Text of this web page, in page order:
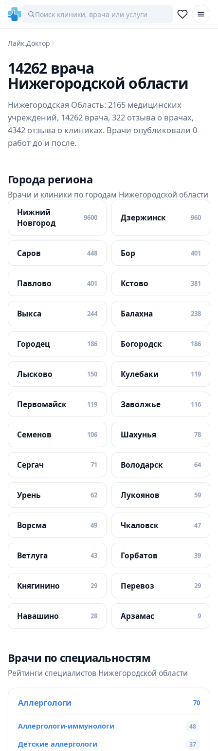
Лайк.Доктор
14262 врача
Нижегородской области
Нижегородская Область: 2165 медицинских
учреждений, 14262 врача, 322 отзыва о врачах,
4342 отзыва о клиниках. Врачи опубликовали 0
работ до и после.
Города региона
Врачи и клиники по городам Нижегородской области
Нижний
Новгород
9600 Дзержинск 960
Саров 448 Бор 401
Павлово 401 Кстово 381
Выкса 244 Балахна 238
Городец 186 Богородск 186
Лысково 150 Кулебаки 119
Первомайск 119 Заволжье 116
Семенов 106 Шахунья 78
Сергач 71 Володарск 64
Урень 62 Лукоянов 59
Ворсма 49 Чкаловск 47
Ветлуга 43 Горбатов 39
Княгинино 29 Перевоз 29
Навашино 28 Арзамас 9
Врачи по специальностям
Рейтинги специалистов Нижегородской области
Аллергологи 70
Аллергологи-иммунологи 48
Детские аллергологи 37